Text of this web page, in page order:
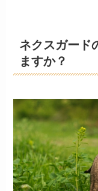
ネクスガード
ますか？